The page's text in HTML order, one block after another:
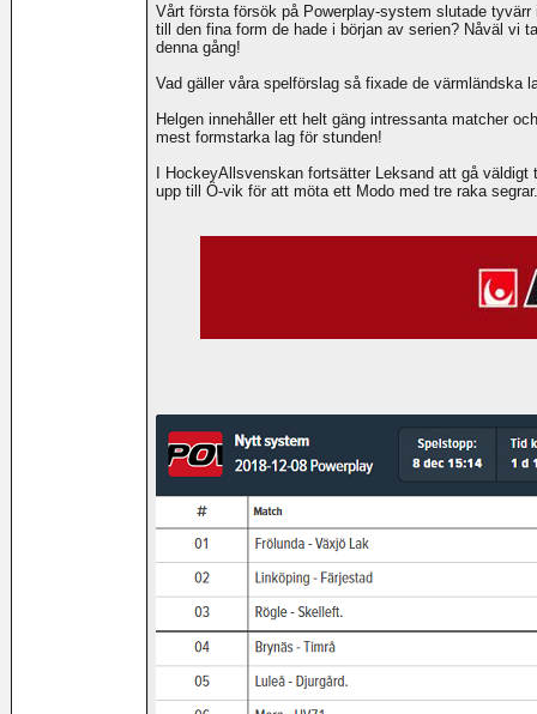
Vårt första försök på Powerplay-system slutade
till den fina form de hade i början av serien? Nåväl vi
denna gång!
Vad gäller våra spelförslag så fixade de
Helgen innehåller ett helt gäng intressanta matcher
mest formstarka lag för stunden!
I HockeyAllsvenskan fortsätter Leksand att gå
upp till Ö-vik för att möta ett Modo med tre raka